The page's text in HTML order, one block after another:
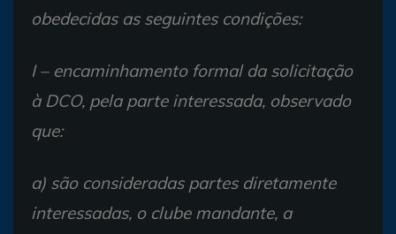
obedecidas as seguintes condições:
I – encaminhamento formal da solicitação
à DCO, pela parte interessada, observado
que:
a) são consideradas partes diretamente
interessadas, o clube mandante, a